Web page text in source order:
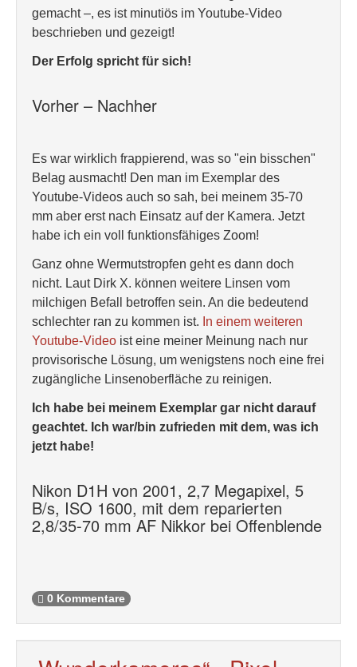
gemacht –, es ist minutiös im Youtube-Video
beschrieben und gezeigt!
Der Erfolg spricht für sich!
Vorher – Nachher
Es war wirklich frappierend, was so "ein bisschen"
Belag ausmacht! Den man im Exemplar des
Youtube-Videos auch so sah, bei meinem 35-70
mm aber erst nach Einsatz auf der Kamera. Jetzt
habe ich ein voll funktionsfähiges Zoom!
Ganz ohne Wermutstropfen geht es dann doch
nicht. Laut Dirk X. können weitere Linsen vom
milchigen Befall betroffen sein. An die bedeutend
schlechter ran zu kommen ist. In einem weiteren
Youtube-Video ist eine meiner Meinung nach nur
provisorische Lösung, um wenigstens noch eine frei
zugängliche Linsenoberfläche zu reinigen.
Ich habe bei meinem Exemplar gar nicht darauf
geachtet. Ich war/bin zufrieden mit dem, was ich
jetzt habe!
Nikon D1H von 2001, 2,7 Megapixel, 5
B/s, ISO 1600, mit dem reparierten
2,8/35-70 mm AF Nikkor bei Offenblende
0 Kommentare